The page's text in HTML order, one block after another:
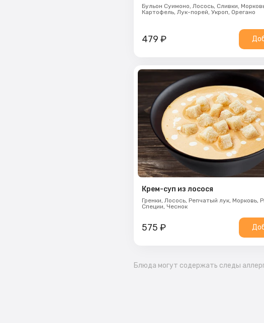
Бульон Суимоно, Лосось, Сливки,
Картофель, Лук-порей, Укроп, Орегано
479 ₽
Крем-суп из лосося
Гренки, Лосось, Репчатый лук, Морковь,
Специи, Чеснок
575 ₽
Блюда могут содержать следы